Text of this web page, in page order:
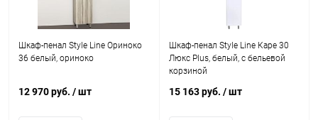
Шкаф-пенал Style Line Ориноко
36 белый, ориноко
12 970 руб. / шт
Шкаф-пенал Style Line Каре 30
Люкс Plus, белый, с бельевой
корзиной
15 163 руб. / шт